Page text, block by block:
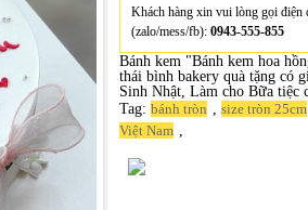
Khách hàng xin vui lòng gọi điện
(zalo/mess/fb): 0943-555-855
Bánh kem "Bánh kem hoa
thái bình bakery quà tặng có
Sinh Nhật, Làm cho Bữa tiệc
Tag: bánh tròn size tròn 25cm
Việt Nam